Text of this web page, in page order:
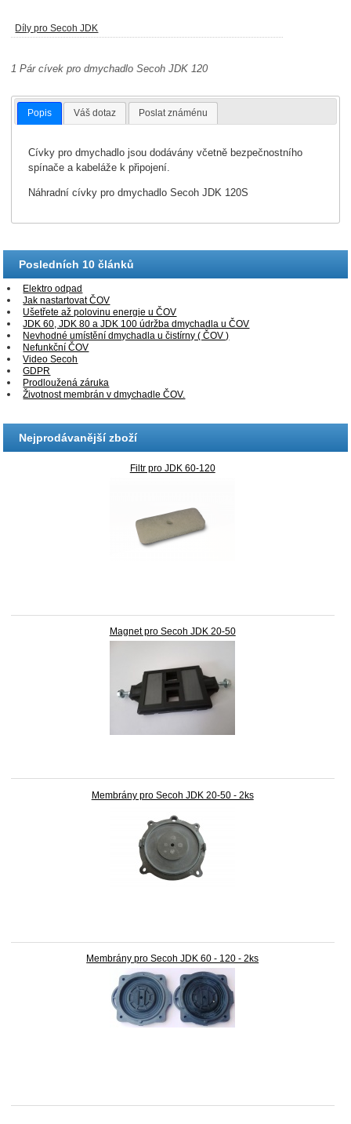
Díly pro Secoh JDK
1 Pár cívek pro dmychadlo Secoh JDK 120
Popis Váš dotaz Poslat známénu
Cívky pro dmychadlo jsou dodávány včetně bezpečnostního
spínače a kabeláže k připojení.
Náhradní cívky pro dmychadlo Secoh JDK 120S
Posledních 10 článků
Elektro odpad
Jak nastartovat ČOV
Ušetřete až polovinu energie u ČOV
JDK 60, JDK 80 a JDK 100 údržba dmychadla u ČOV
Nevhodné umístění dmychadla u čistírny ( ČOV )
Nefunkční ČOV
Video Secoh
GDPR
Prodloužená záruka
Životnost membrán v dmychadle ČOV.
Nejprodávanější zboží
Filtr pro JDK 60-120
Magnet pro Secoh JDK 20-50
Membrány pro Secoh JDK 20-50 - 2ks
Membrány pro Secoh JDK 60 - 120 - 2ks